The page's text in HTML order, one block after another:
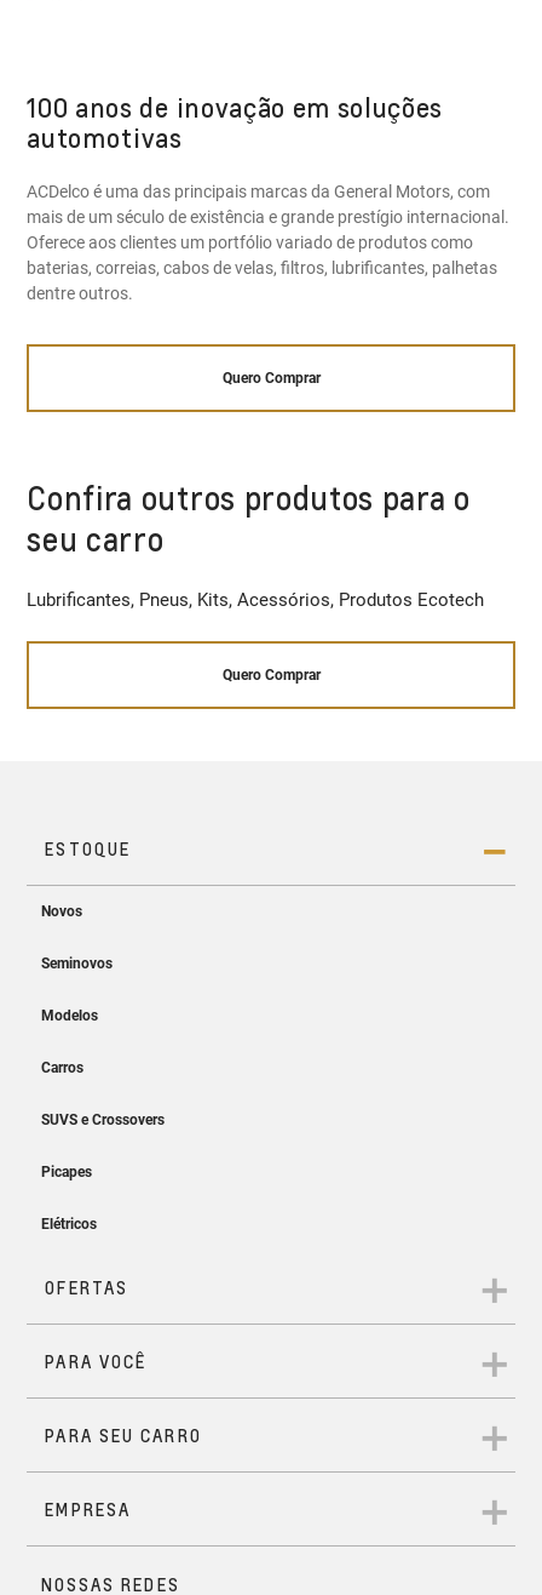
100 anos de inovação em soluções
automotivas
ACDelco é uma das principais marcas da General Motors, com
mais de um século de existência e grande prestígio internacional.
Oferece aos clientes um portfólio variado de produtos como
baterias, correias, cabos de velas, filtros, lubrificantes, palhetas
dentre outros.
Quero Comprar
Confira outros produtos para o
seu carro
Lubrificantes, Pneus, Kits, Acessórios, Produtos Ecotech
Quero Comprar